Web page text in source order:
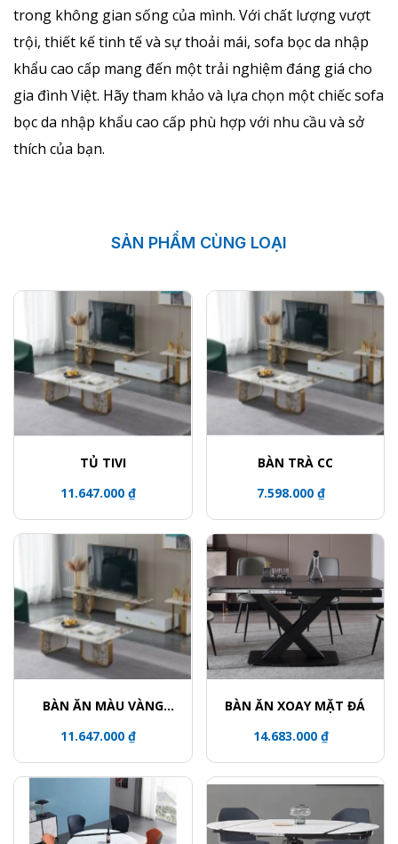
trong không gian sống của mình. Với chất lượng vượt
trội, thiết kế tinh tế và sự thoải mái, sofa bọc da nhập
khẩu cao cấp mang đến một trải nghiệm đáng giá cho
gia đình Việt. Hãy tham khảo và lựa chọn một chiếc sofa
bọc da nhập khẩu cao cấp phù hợp với nhu cầu và sở
thích của bạn.
SẢN PHẨM CÙNG LOẠI
TỦ TIVI
11.647.000 ₫
BÀN TRÀ CC
7.598.000 ₫
BÀN ĂN MÀU VÀNG
11.647.000 ₫
BÀN ĂN XOAY MẶT ĐÁ
14.683.000 ₫